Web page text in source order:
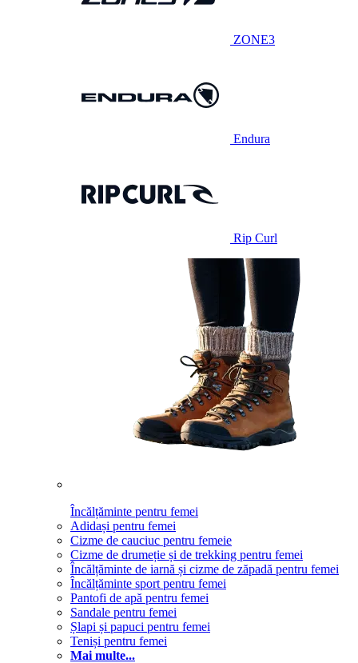
ZONE3
Endura
Rip Curl
Încălțăminte pentru femei
Adidași pentru femei
Cizme de cauciuc pentru femeie
Cizme de drumeție și de trekking pentru femei
Încălțăminte de iarnă și cizme de zăpadă pentru femei
Încălțăminte sport pentru femei
Pantofi de apă pentru femei
Sandale pentru femei
Șlapi și papuci pentru femei
Teniși pentru femei
Mai multe...